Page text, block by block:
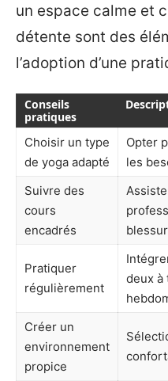
un espace calme et
détente sont des
l’adoption d’une
Conseils
pratiques
Choisir un type
de yoga adapté
Opter
les
Suivre des
cours
encadrés
Pratiquer
régulièrement
deux à
Créer un
environnement
propice